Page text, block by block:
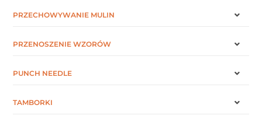
PRZECHOWYWANIE MULIN
PRZENOSZENIE WZORÓW
PUNCH NEEDLE
TAMBORKI